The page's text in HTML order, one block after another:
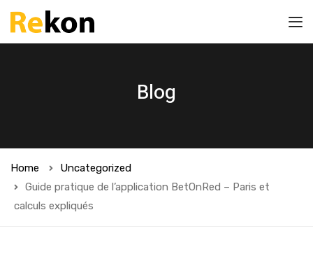
Blog
Home
Uncategorized
Guide pratique de l’application BetOnRed – Paris et
calculs expliqués